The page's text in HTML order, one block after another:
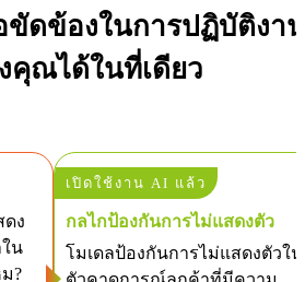
ดข้องในการปฏิบัติงาน
คุณได้ในที่เดียว
ดง
น
?
เปิดใช้งาน AI แล้ว
กลไกป้องกันการไม่แสดงตัว
โมเดลป้องกันการไม่แสดงตัวใน